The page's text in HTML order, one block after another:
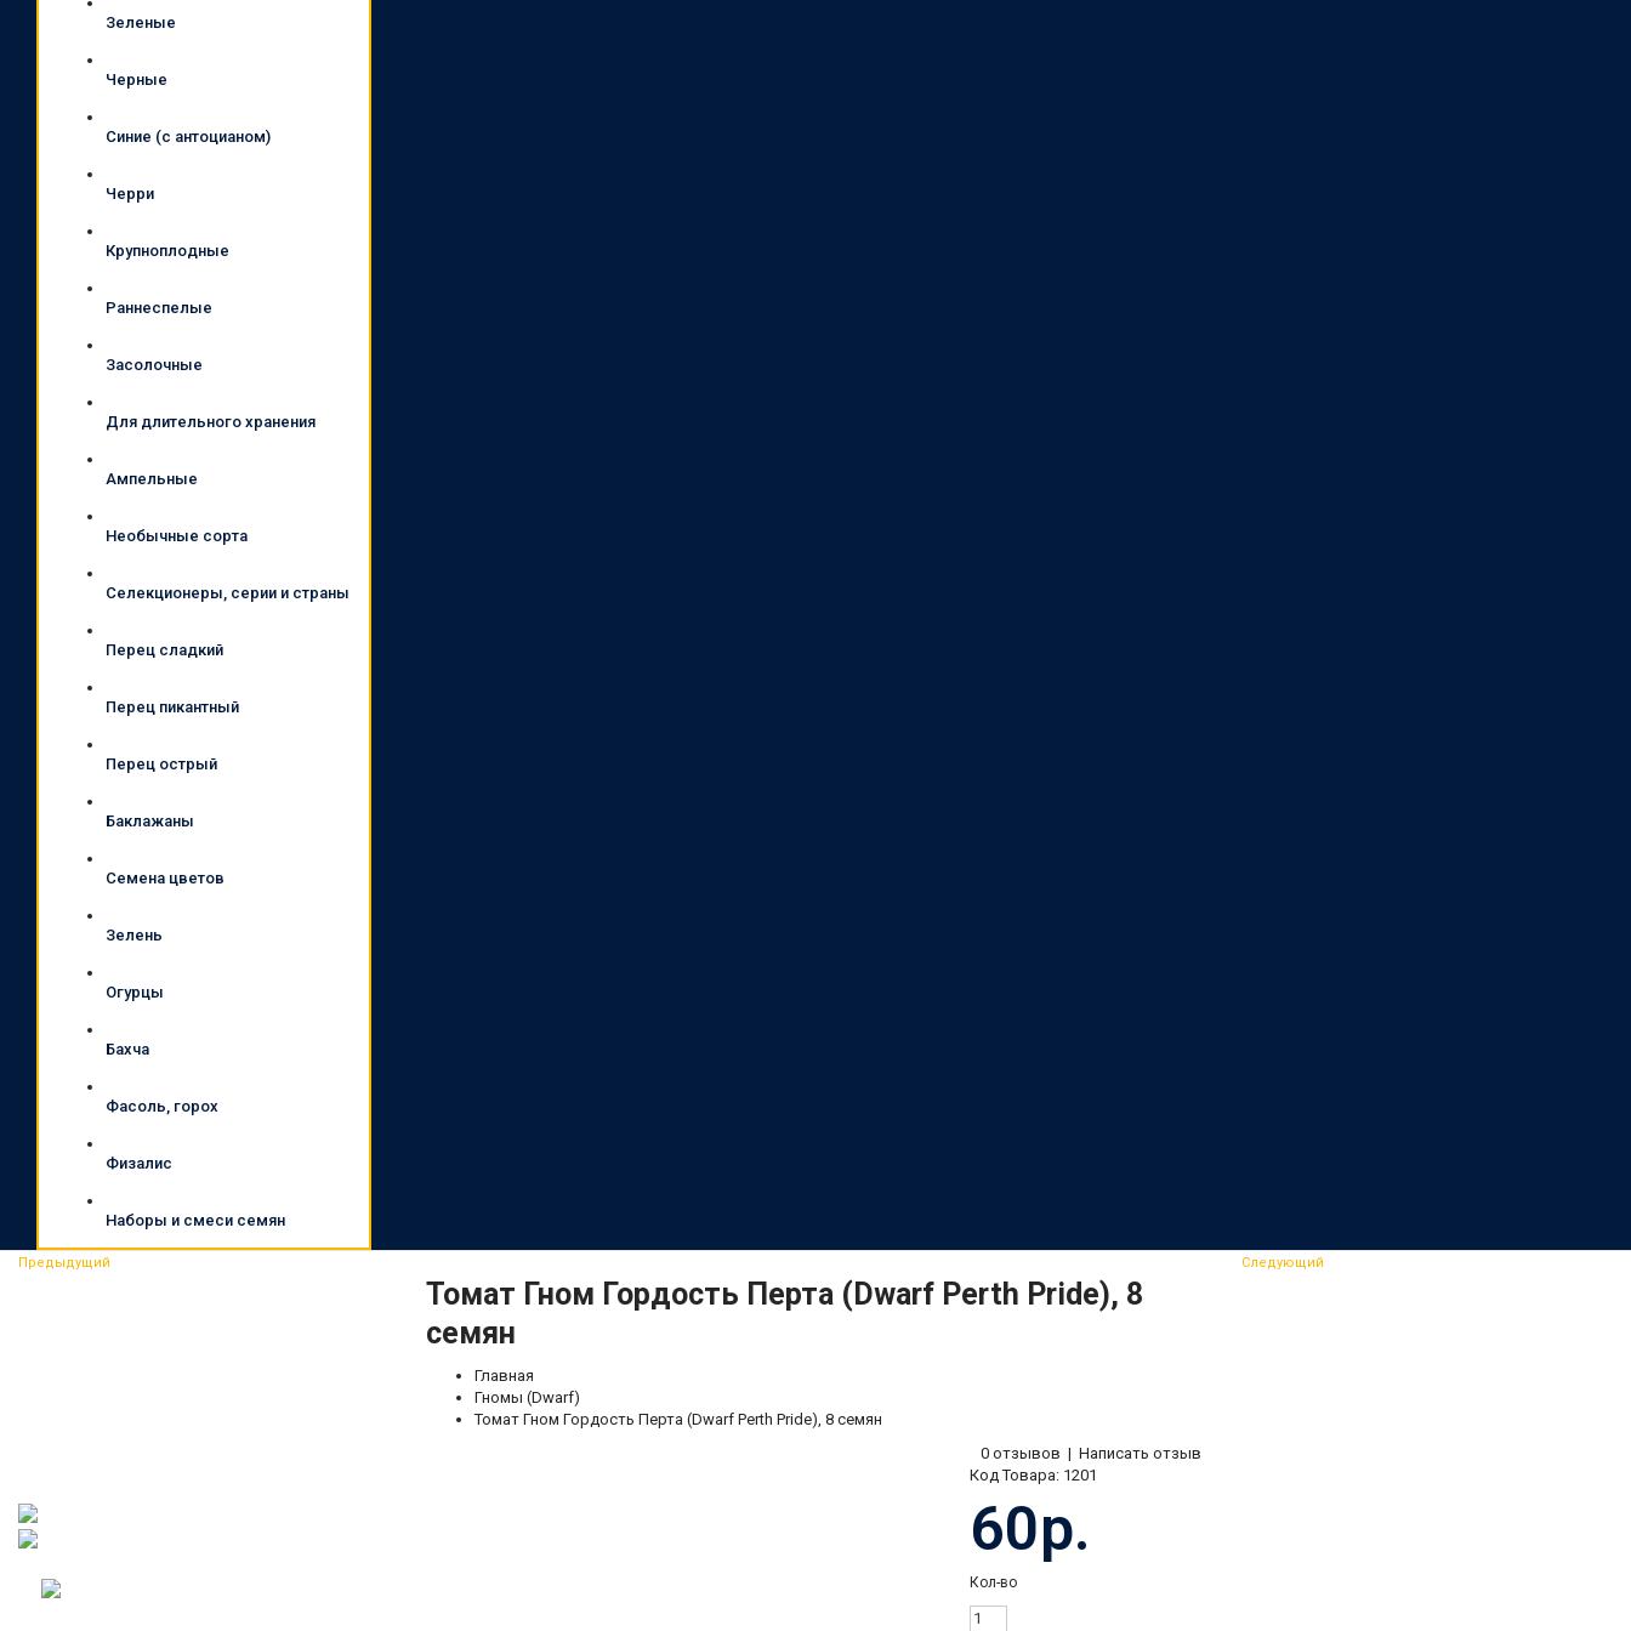
Зеленые
Черные
Синие (с антоцианом)
Черри
Крупноплодные
Раннеспелые
Засолочные
Для длительного хранения
Ампельные
Необычные сорта
Селекционеры, серии и страны
Перец сладкий
Перец пикантный
Перец острый
Баклажаны
Семена цветов
Зелень
Огурцы
Бахча
Фасоль, горох
Физалис
Наборы и смеси семян
Предыдущий
Томат Гном Гордость Перта (Dwarf Perth Pride), 8
семян
Главная
Гномы (Dwarf)
Томат Гном Гордость Перта (Dwarf Perth Pride), 8 семян
Следующий
0 отзывов | Написать отзыв
Код Товара: 1201
60р.
Кол-во